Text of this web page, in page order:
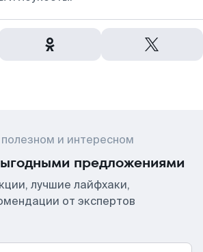
и интересном
предложениями
лучшие лайфхаки,
от экспертов